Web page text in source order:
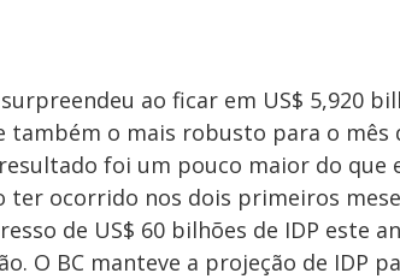
ao ficar em US$ 5,920
também o mais robusto para o mês
foi um pouco maior do
ter ocorrido nos dois primeiros
de US$ 60 bilhões de IDP este
O BC manteve a projeção de IDP